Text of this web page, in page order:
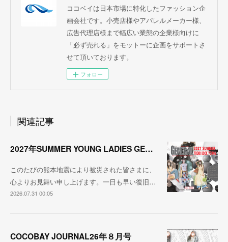
ココベイは日本市場に特化したファッション企
画会社です。小売店様やアパレルメーカー様、
広告代理店様まで幅広い業態の企業様向けに
「必ず売れる」をモットーに企画をサポートさ
せて頂いております。
フォロー
関連記事
2027年SUMMER YOUNG LADIES GENERAL TREND
このたびの熊本地震により被災された皆さまに、
心よりお見舞い申し上げます。一日も早い復旧…
2026.07.31 00:05
COCOBAY JOURNAL26年８月号